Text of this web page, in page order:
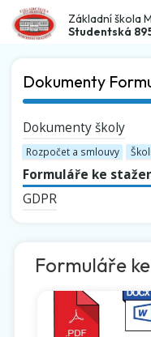
Základní škola
Studentská
Dokumenty
Dokumenty školy
Rozpočet a smlouvy
Formuláře ke
GDPR
Formuláře